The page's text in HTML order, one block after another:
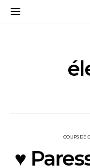
COUPS DE
♥